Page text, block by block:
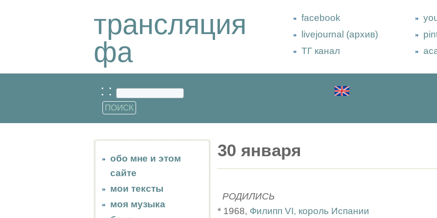
трансляция
фа
facebook
livejournal (архив)
ТГ канал
: :
обо мне и этом
сайте
мои тексты
моя музыка
30 января
РОДИЛИСЬ
* 1968, Филипп VI, король Испании